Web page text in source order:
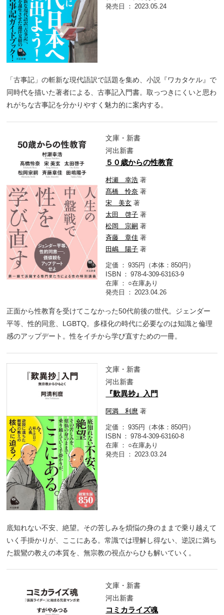
発売日
2023.05.24
「古事記」の斬新な現代語訳で話題を集め、小説『ワカタケル』で
同時代を描いた著者による、古事記入門書。取っつきにくいと思わ
れがちな古事記を分かりやすく魅力的に案内する。
文庫・新書
河出新書
５０歳からの性教育
村瀬 幸浩 著
髙橋 怜奈 著
宋 美玄 著
太田 啓子 著
松岡 宗嗣 著
斉藤 章佳 著
田嶋 陽子 著
定価
935円（本体：850円）
ISBN
978-4-309-63163-9
在庫
○在庫あり
発売日
2023.04.26
正面から性教育を受けてこなかった50代前後の世代。ジェンダー
平等、性的同意、LGBTQ。多様化の時代に必要なのは知識と倫理
感のアップデート。性をイチから学び直すための一冊。
文庫・新書
河出新書
『歎異抄』入門
阿満 利麿 著
定価
935円（本体：850円）
ISBN
978-4-309-63160-8
在庫
○在庫あり
発売日
2023.03.24
底知れない不安、絶望。その苦しみを煩悩の身のままで乗り越えて
いく手掛かりが、ここにある。常識では理解し得ない、逆説に満ち
た親鸞の教えの本質を、無宗教の視点からひも解いていく。
文庫・新書
河出新書
コミカライズ魂